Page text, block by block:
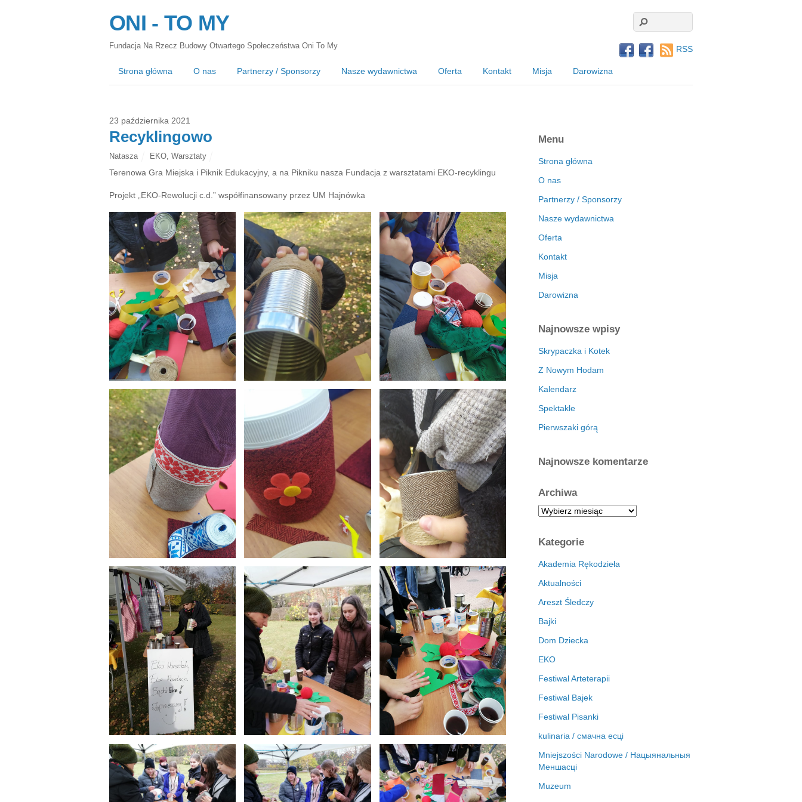
ONI - TO MY
Fundacja Na Rzecz Budowy Otwartego Społeczeństwa Oni To My
Strona główna O nas Partnerzy / Sponsorzy Nasze wydawnictwa Oferta Kontakt Misja Darowizna
RSS
23 października 2021
Recyklingowo
Natasza EKO, Warsztaty
Terenowa Gra Miejska i Piknik Edukacyjny, a na Pikniku nasza Fundacja z warsztatami EKO-recyklingu
Projekt „EKO-Rewolucji c.d.” współfinansowany przez UM Hajnówka
Menu
Strona główna
O nas
Partnerzy / Sponsorzy
Nasze wydawnictwa
Oferta
Kontakt
Misja
Darowizna
Najnowsze wpisy
Skrypaczka i Kotek
Z Nowym Hodam
Kalendarz
Spektakle
Pierwszaki górą
Najnowsze komentarze
Archiwa
A
h
i
a
Kategorie
Akademia Rękodzieła
Aktualności
Areszt Śledczy
Bajki
Dom Dziecka
EKO
Festiwal Arteterapii
Festiwal Bajek
Festiwal Pisanki
kulinaria / смачна есці
Mniejszości Narodowe / Нацыянальныя
Меншасці
Muzeum